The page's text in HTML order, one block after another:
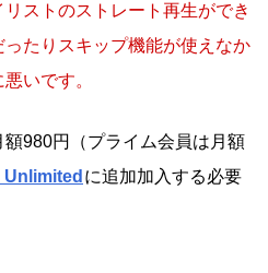
ストのストレート再生ができ
たりスキップ機能が使えなか
いです。
980円（プライム会員は月額
に追加加入する必要